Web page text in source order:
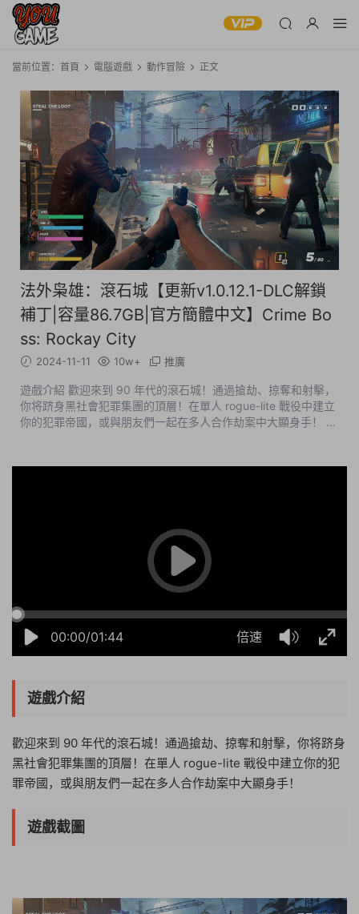
當前位置： 首頁 電腦遊戲 動作冒險 正文
法外枭雄：滾石城【更新v1.0.12.1-DLC解鎖
補丁|容量86.7GB|官方簡體中文】Crime Bo
ss: Rockay City
2024-11-11 10w+ 推廣
遊戲介紹 歡迎來到 90 年代的滾石城！通過搶劫、掠奪和射擊，
你将跻身黑社會犯罪集團的頂層！在單人 rogue-lite 戰役中建立
你的犯罪帝國，或與朋友們一起在多人合作劫案中大顯身手！ 遊
00:00/01:44 倍速
遊戲介紹
歡迎來到 90 年代的滾石城！通過搶劫、掠奪和射擊，你将跻身
黑社會犯罪集團的頂層！在單人 rogue-lite 戰役中建立你的犯
罪帝國，或與朋友們一起在多人合作劫案中大顯身手！
遊戲截圖